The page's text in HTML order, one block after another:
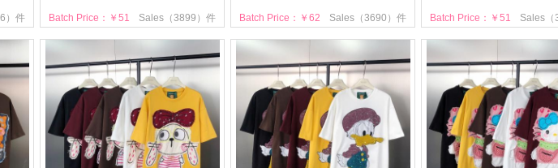
）件 Sales（3899）件
Batch Price：￥51 Sales（3690）件
Batch Price：￥62 Sales（
Batch Price：￥51